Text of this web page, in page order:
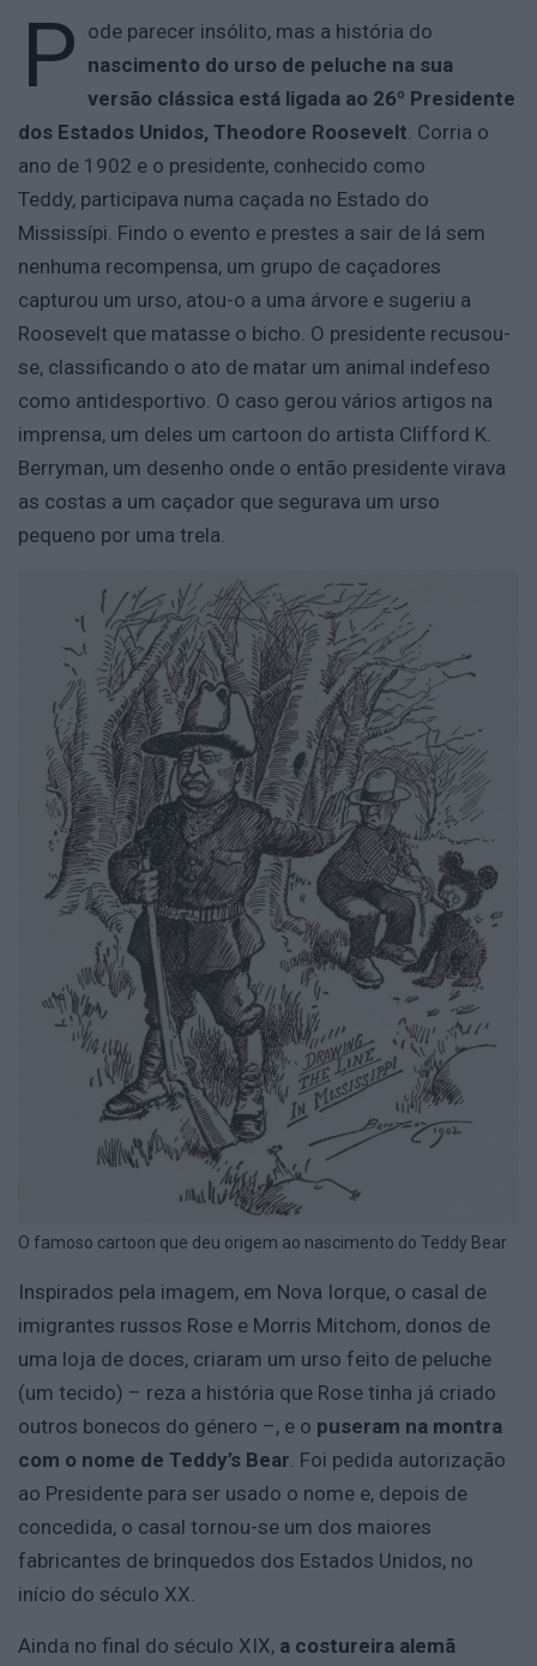
P ode parecer insólito, mas a história do
nascimento do urso de peluche na sua
versão clássica está ligada ao 26º Presidente
dos Estados Unidos, Theodore Roosevelt . Corria o
ano de 1902 e o presidente, conhecido como
Teddy, participava numa caçada no Estado do
Mississípi. Findo o evento e prestes a sair de lá sem
nenhuma recompensa, um grupo de caçadores
capturou um urso, atou-o a uma árvore e sugeriu a
Roosevelt que matasse o bicho. O presidente recusou-
se, classificando o ato de matar um animal indefeso
como antidesportivo. O caso gerou vários artigos na
imprensa, um deles um cartoon do artista Clifford K.
Berryman, um desenho onde o então presidente virava
as costas a um caçador que segurava um urso
pequeno por uma trela.
O famoso cartoon que deu origem ao nascimento do Teddy Bear
Inspirados pela imagem, em Nova Iorque, o casal de
imigrantes russos Rose e Morris Mitchom, donos de
uma loja de doces, criaram um urso feito de peluche
(um tecido) – reza a história que Rose tinha já criado
outros bonecos do género –, e o puseram na montra
com o nome de Teddy’s Bear. Foi pedida autorização
ao Presidente para ser usado o nome e, depois de
concedida, o casal tornou-se um dos maiores
fabricantes de brinquedos dos Estados Unidos, no
início do século XX.
Ainda no final do século XIX, a costureira alemã